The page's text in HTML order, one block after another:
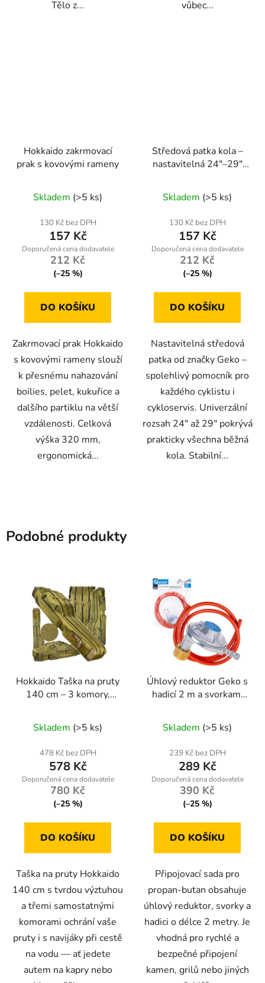
Tělo z...
vůbec...
Hokkaido zakrmovací
prak s kovovými rameny
Skladem (>5 ks)
130 Kč bez DPH
157 Kč
212 Kč
(–25 %)
DO KOŠÍKU
Zakrmovací prak Hokkaido
s kovovými rameny slouží
k přesnému nahazování
boilies, pelet, kukuřice a
dalšího partiklu na větší
vzdálenosti. Celková
výška 320 mm,
ergonomická...
Středová patka kola –
nastavitelná 24"–29"
Skladem (>5 ks)
130 Kč bez DPH
157 Kč
212 Kč
(–25 %)
DO KOŠÍKU
Nastavitelná středová
patka od značky Geko –
spolehlivý pomocník pro
každého cyklistu i
cykloservis. Univerzální
rozsah 24" až 29" pokrývá
prakticky všechna běžná
kola. Stabilní...
Podobné produkty
Hokkaido Taška na pruty
140 cm – 3 komory,
hodnocení
produktu
je
5,0
z
hvězdiček.
Skladem (>5 ks)
478 Kč bez DPH
578 Kč
780 Kč
(–25 %)
DO KOŠÍKU
Taška na pruty Hokkaido
140 cm s tvrdou výztuhou
a třemi samostatnými
komorami ochrání vaše
pruty i s navijáky při cestě
na vodu — ať jedete
autem na kapry nebo
Úhlový reduktor Geko s
hadicí 2 m a svorkami
Skladem (>5 ks)
239 Kč bez DPH
289 Kč
390 Kč
(–25 %)
DO KOŠÍKU
Připojovací sada pro
propan-butan obsahuje
úhlový reduktor, svorky a
hadici o délce 2 metry. Je
vhodná pro rychlé a
bezpečné připojení
kamen, grilů nebo jiných